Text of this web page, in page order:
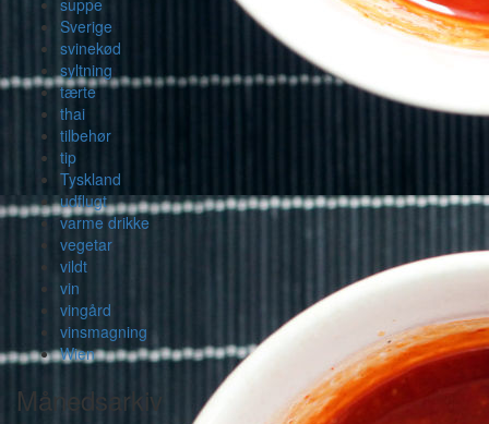
suppe
Sverige
svinekød
syltning
tærte
thai
tilbehør
tip
Tyskland
udflugt
varme drikke
vegetar
vildt
vin
vingård
vinsmagning
Wien
Månedsarkiv